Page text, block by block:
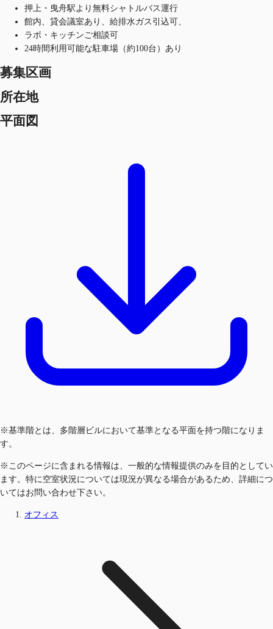
押上・曳舟駅より無料シャトルバス運行
館内、貸会議室あり、給排水ガス引込可、
ラボ・キッチンご相談可
24時間利用可能な駐車場（約100台）あり
募集区画
所在地
平面図
※基準階とは、多階層ビルにおいて基準となる平面を持つ階になりま
す。
※このページに含まれる情報は、一般的な情報提供のみを目的としてい
ます。特に空室状況については現況が異なる場合があるため、詳細につ
いてはお問い合わせ下さい。
オフィス